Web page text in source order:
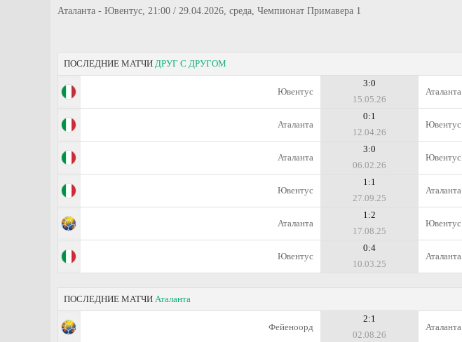
Аталанта - Ювентус, 21:00 / 29.04.2026, среда, Чемпионат Примавера 1
ПОСЛЕДНИЕ МАТЧИ ДРУГ С ДРУГОМ
Ювентус
3:0
15.05.26
Аталанта
Аталанта
0:1
12.04.26
Ювентус
Аталанта
3:0
06.02.26
Ювентус
Ювентус
1:1
27.09.25
Аталанта
Аталанта
1:2
17.08.25
Ювентус
Ювентус
0:4
10.03.25
Аталанта
ПОСЛЕДНИЕ МАТЧИ Аталанта
Фейеноорд
2:1
02.08.26
Аталанта